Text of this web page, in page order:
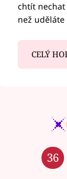
chtít
než
CELÝ
36